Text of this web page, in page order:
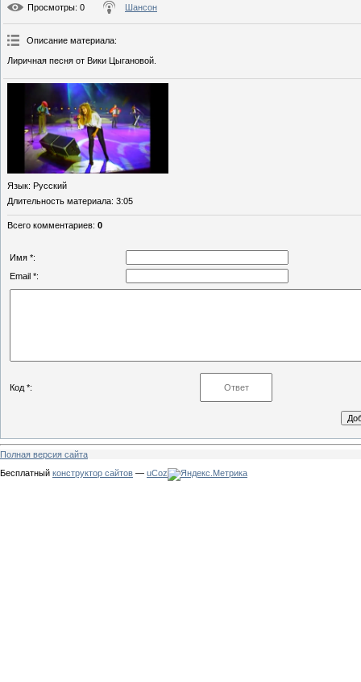
Просмотры: 0 Шансон
Описание материала:
Лиричная песня от Вики Цыгановой.
Язык: Русский
Длительность материала: 3:05
Всего комментариев: 0
Имя *:
Email *:
Код *:
Полная версия сайта
Бесплатный конструктор сайтов — uCoz